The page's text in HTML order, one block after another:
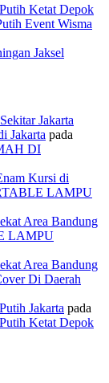
Ketat Depok
Event Wisma
Jaksel
Jakarta
Jakarta pada
DI
Kursi di
LAMPU
Area Bandung
LAMPU
Area Bandung
Di Daerah
Jakarta pada
Ketat Depok